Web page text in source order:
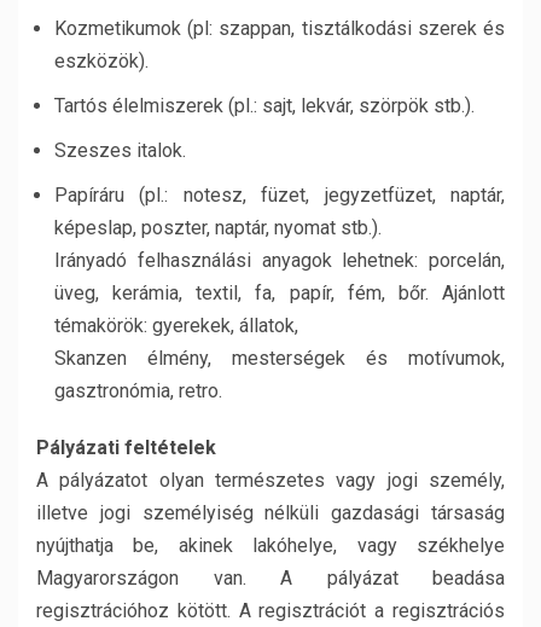
Kozmetikumok (pl: szappan, tisztálkodási szerek és
eszközök).
Tartós élelmiszerek (pl.: sajt, lekvár, szörpök stb.).
Szeszes italok.
Papíráru (pl.: notesz, füzet, jegyzetfüzet, naptár,
képeslap, poszter, naptár, nyomat stb.).
Irányadó felhasználási anyagok lehetnek: porcelán,
üveg, kerámia, textil, fa, papír, fém, bőr. Ajánlott
témakörök: gyerekek, állatok,
Skanzen élmény, mesterségek és motívumok,
gasztronómia, retro.
Pályázati feltételek
A pályázatot olyan természetes vagy jogi személy,
illetve jogi személyiség nélküli gazdasági társaság
nyújthatja be, akinek lakóhelye, vagy székhelye
Magyarországon van. A pályázat beadása
regisztrációhoz kötött. A regisztrációt a regisztrációs